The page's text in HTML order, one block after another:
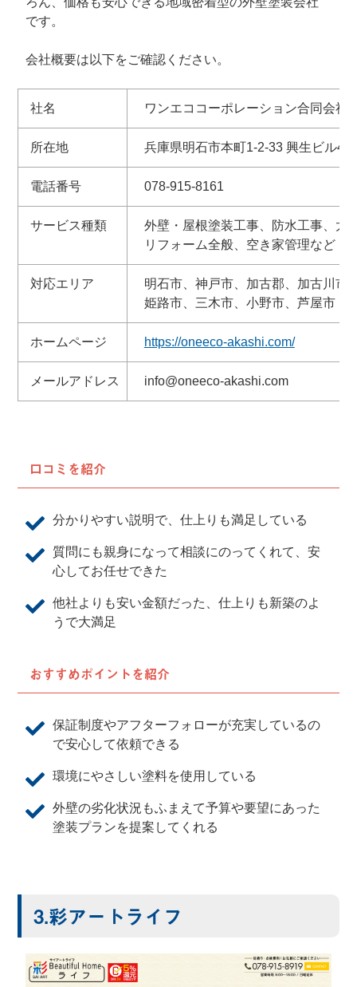
です。
会社概要は以下をご確認ください。
社名 ワンエココーポレーション合同会社
所在地 兵庫県明石市本町1-2-33 興生ビル4階
電話番号 078-915-8161
サービス種類
外壁・屋根塗装工事、防水工事、太
リフォーム全般、空き家管理など
対応エリア
明石市、神戸市、加古郡、加古川市
姫路市、三木市、小野市、芦屋市
ホームページ https://oneeco-akashi.com/
メールアドレス info@oneeco-akashi.com
口コミを紹介
分かりやすい説明で、仕上りも満足している
質問にも親身になって相談にのってくれて、安
心してお任せできた
他社よりも安い金額だった、仕上りも新築のよ
うで大満足
おすすめポイントを紹介
保証制度やアフターフォローが充実しているの
で安心して依頼できる
環境にやさしい塗料を使用している
外壁の劣化状況もふまえて予算や要望にあった
塗装プランを提案してくれる
3.彩アートライフ